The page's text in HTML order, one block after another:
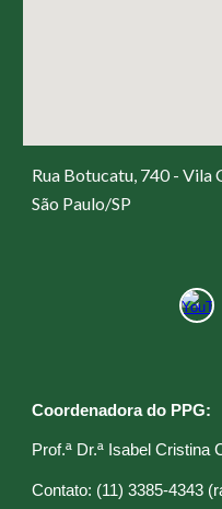
Rua Botucatu, 740 - Vila
São Paulo/SP
Coordenadora do PPG:
Prof.ª Dr.ª Isabel Cristina
Contato: (11) 3385-4343